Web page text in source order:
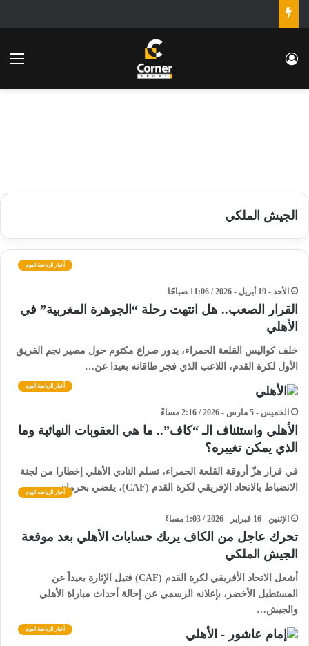
تسجيل الدخول
الجيش الملكي
أخبار الرياضة اليوم
الأحد - 19 أبريل - 2026 / 11:06 صباحًا
القرار الصعب.. هل انتهت رحلة “الجوهرة المغربية” في
الأهلي
​خلف كواليس القلعة الحمراء، يدور صراع مكتوم حول مصير نجم الفريق
الأول لكرة القدم، اللاعب الذي فجر طاقاته بعيدا عن…
أخبار الرياضة اليوم
الخميس - 5 مارس - 2026 / 2:16 مساءً
الأهلي واستئناف الـ “كاف”.. ما هي العقوبات النهائية وما
الذي يمكن تغييره؟
في قرار هزّ أروقة القلعة الحمراء، تسلم النادي الأهلي إخطارا من لجنة
الانضباط بالاتحاد الإفريقي لكرة القدم (CAF)، يقضي بحرمان…
أخبار الرياضة اليوم
الإثنين - 16 فبراير - 2026 / 1:03 مساءً
تحرك عاجل من الكاف يربك حسابات الأهلي بعد موقعة
الجيش الملكي
أشعل الاتحاد الأفريقي لكرة القدم (CAF) فتيل الإثارة بعيداً عن
المستطيل الأخضر، بإعلانه الرسمي عن إحالة أحداث مباراة الأهلي
والجيش…
أخبار الرياضة اليوم